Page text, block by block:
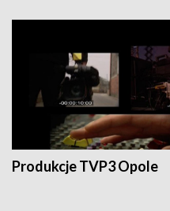
Produkcje TVP3 Opole